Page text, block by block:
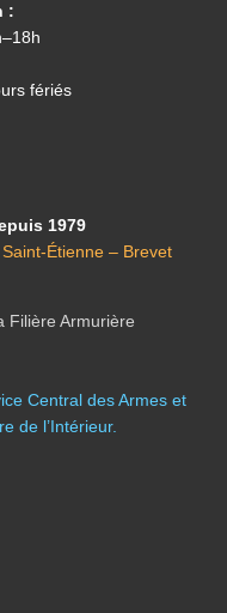
:
fériés
1979
Saint-Étienne – Brevet
Filière Armurière
Central des Armes et
de l’Intérieur.